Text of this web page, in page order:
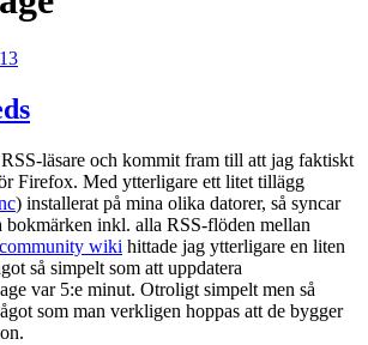
RSS-läsare och kommit fram till att jag faktiskt
Firefox. Med ytterligare ett litet tillägg
) installerat på mina olika datorer, så syncar
bokmärken inkl. alla RSS-flöden mellan
community wiki hittade jag ytterligare en liten
så simpelt som att uppdatera
var 5:e minut. Otroligt simpelt men så
som man verkligen hoppas att de bygger